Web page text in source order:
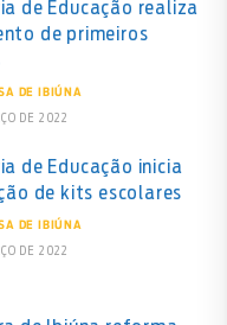
de Educação realiza
de primeiros
DE IBIÚNA
DE 2022
de Educação inicia
de kits escolares
DE IBIÚNA
DE 2022